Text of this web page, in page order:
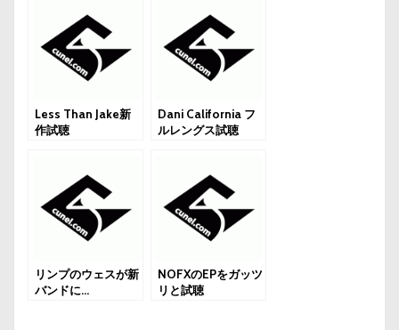
Less Than Jake新
作試聴
Dani California フ
ルレングス試聴
リンプのウェスが新
バンドに…
NOFXのEPをガッツ
リと試聴